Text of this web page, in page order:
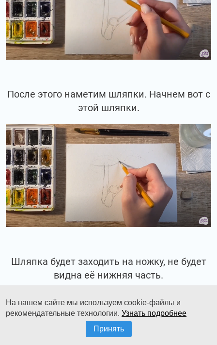
После этого наметим шляпки. Начнем вот с
этой шляпки.
Шляпка будет заходить на ножку, не будет
видна её нижняя часть.
На нашем сайте мы используем cookie-файлы и
рекомендательные технологии. Узнать подробнее
Принять